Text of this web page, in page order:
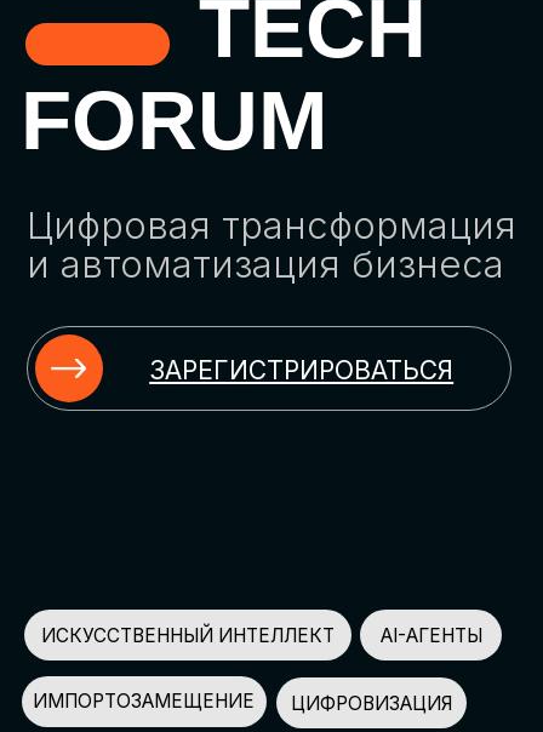
Цифровая трансформация
и автоматизация бизнеса
ЗАРЕГИСТРИРОВАТЬСЯ
ИСКУССТВЕННЫЙ ИНТЕЛЛЕКТ
НЕЙРОСЕТИ ДЛЯ БИЗНЕСА
КЭДО
ЦИФРОВИЗАЦИЯ
АВТОМАТИЗАЦИЯ HR
АВТОМАТИЗАЦИЯ МАРКЕТИНГА И ПРОДАЖ
AI-АССИСТЕНТЫ
ЧАТ-БОТЫ
ИМПОРТОЗАМЕЩЕНИЕ